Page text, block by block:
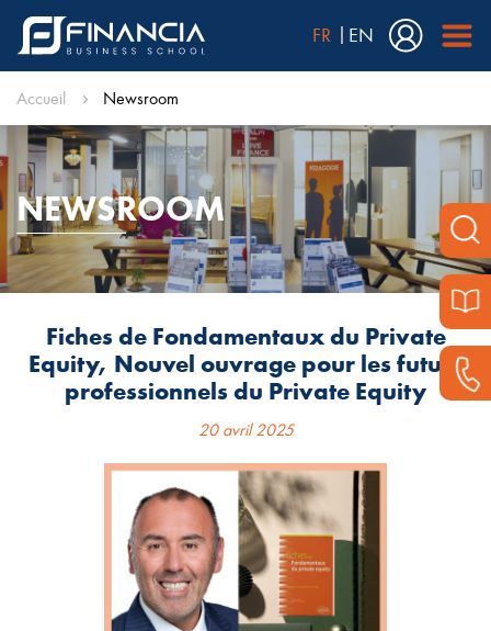
FR EN
Accueil Newsroom
NEWSROOM
Fiches de Fondamentaux du Private
Equity, Nouvel ouvrage pour les futurs
professionnels du Private Equity
20 avril 2025